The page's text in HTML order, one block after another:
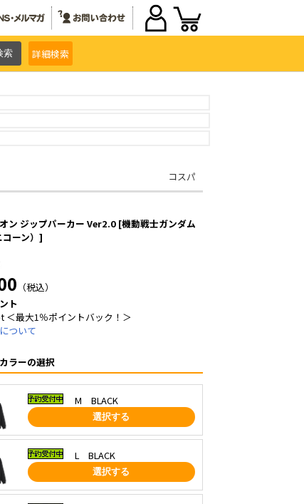
詳細検索
コスパ
ン ジップパーカー Ver2.0 [機動戦士ガンダム
コーン）]
（税込）
ト
＜最大1％ポイントバック！＞
ついて
ラーの選択
M BLACK
選択する
L BLACK
選択する